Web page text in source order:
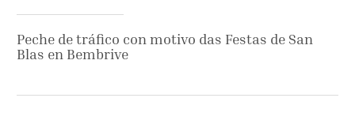
Peche de tráfico con motivo das Festas de San
Blas en Bembrive